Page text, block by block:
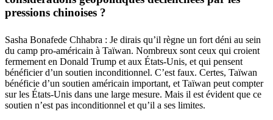
pressions chinoises ?
Sasha Bonafede Chhabra : Je dirais qu’il règne un fort déni au sein
du camp pro-américain à Taïwan. Nombreux sont ceux qui croient
fermement en Donald Trump et aux États-Unis, et qui pensent
bénéficier d’un soutien inconditionnel. C’est faux. Certes, Taïwan
bénéficie d’un soutien américain important, et Taïwan peut compter
sur les États-Unis dans une large mesure. Mais il est évident que ce
soutien n’est pas inconditionnel et qu’il a ses limites.